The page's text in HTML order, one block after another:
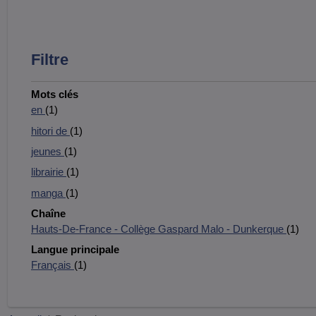
Filtre
Mots clés
en (1)
hitori de (1)
jeunes (1)
librairie (1)
manga (1)
Chaîne
Hauts-De-France - Collège Gaspard Malo - Dunkerque (1)
Langue principale
Français (1)